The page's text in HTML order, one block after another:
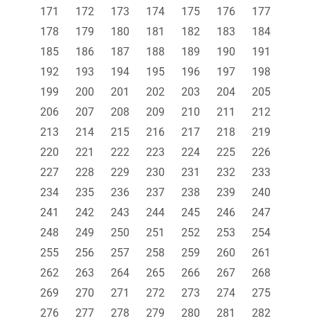
171
172 173 174 175 176
177
178
179 180 181 182 183
184
185
186 187 188 189 190
191
192
193 194 195 196 197
198
199
200 201 202 203 204
205
206
207 208 209 210 211
212
213
214 215 216 217 218
219
220
221 222 223 224 225
226
227
228 229 230 231 232
233
234
235 236 237 238 239
240
241
242 243 244 245 246
247
248
249 250 251 252 253
254
255
256 257 258 259 260
261
262
263 264 265 266 267
268
269
270 271 272 273 274
275
276
277 278 279 280 281
282